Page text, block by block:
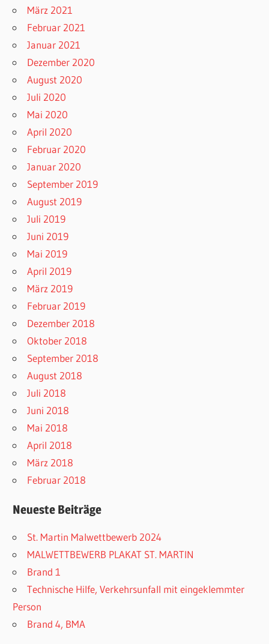
März 2021
Februar 2021
Januar 2021
Dezember 2020
August 2020
Juli 2020
Mai 2020
April 2020
Februar 2020
Januar 2020
September 2019
August 2019
Juli 2019
Juni 2019
Mai 2019
April 2019
März 2019
Februar 2019
Dezember 2018
Oktober 2018
September 2018
August 2018
Juli 2018
Juni 2018
Mai 2018
April 2018
März 2018
Februar 2018
Neueste Beiträge
St. Martin Malwettbewerb 2024
MALWETTBEWERB PLAKAT ST. MARTIN
Brand 1
Technische Hilfe, Verkehrsunfall mit eingeklemmter
Person
Brand 4, BMA